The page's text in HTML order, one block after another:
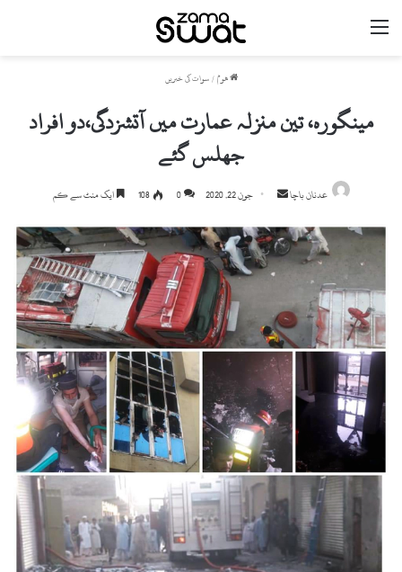
مینو
ھوم / سوات کی خبریں
مینگورہ، تین منزلہ عمارت میں آتشزدگی،دو افراد
جھلس گئے
عدنان باچا
Send
email
جون 22, 2020 0
108 ایک منٹ سے کم